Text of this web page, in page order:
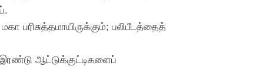
பரிசுத்தமாயிருக்கும்; பலிபீடத்தைத்
ஆட்டுக்குட்டிகளைப்